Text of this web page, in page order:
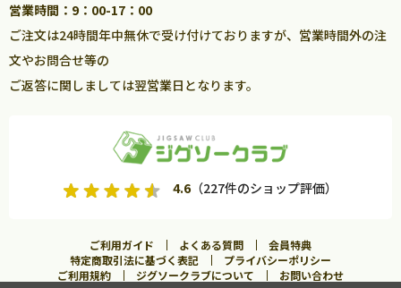
営業時間：9：00-17：00
ご注文は24時間年中無休で受け付けておりますが、営業時間外の注
文やお問合せ等の
ご返答に関しましては翌営業日となります。
4.6（227件のショップ評価）
ご利用ガイド よくある質問
会員特典
特定商取引法に基づく表記
プライバシーポリシー
ご利用規約
ジグソークラブについて お問い合わせ